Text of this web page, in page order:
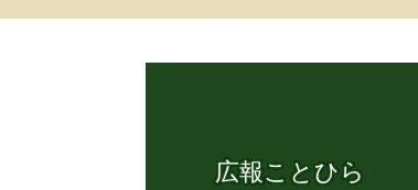
広報ことひら